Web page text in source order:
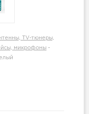
TV-тюнеры,
микрофоны -